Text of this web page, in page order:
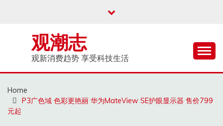
观潮志
观新消费趋势 享受科技生活
Home
P3广色域 色彩更艳丽 华为MateView SE护眼显示器 售价799
元起